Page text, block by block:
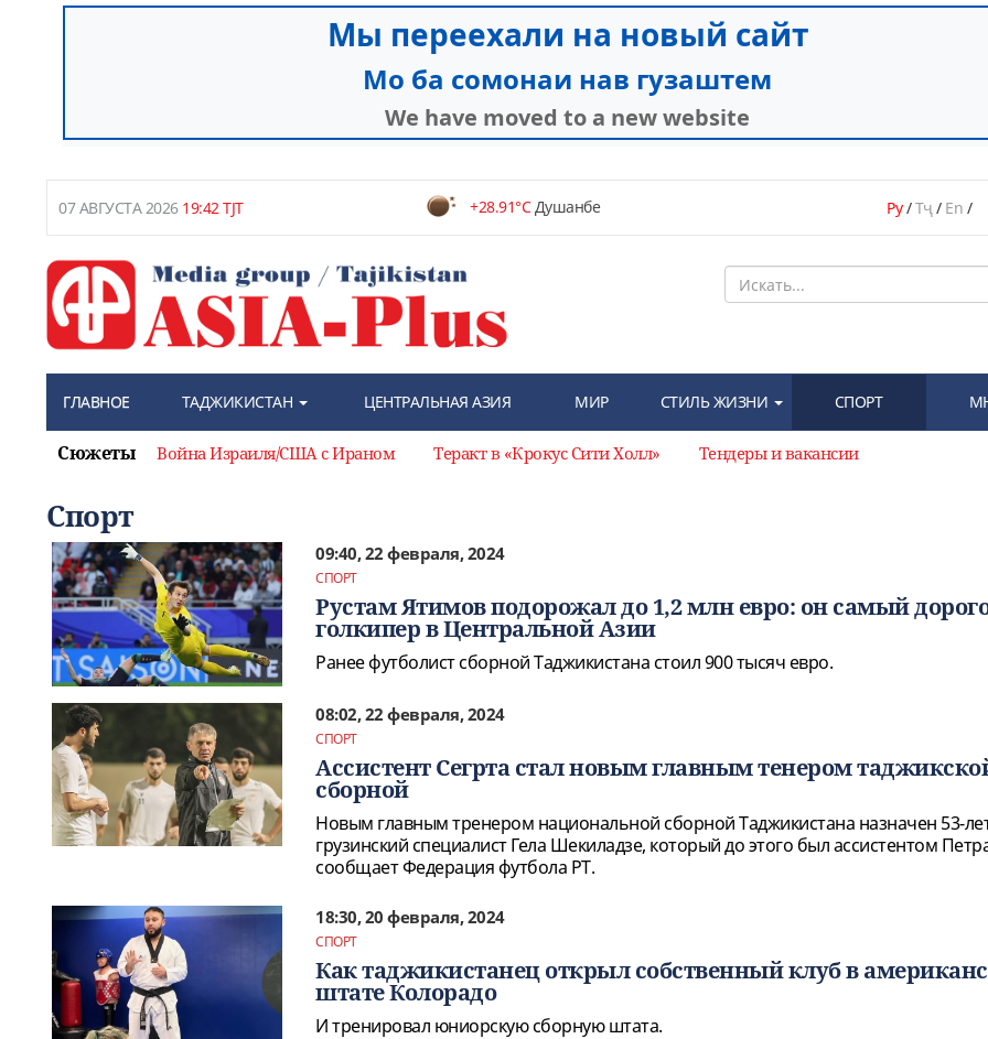
07 АВГУСТА 202619:42 TJT +28.91°CДушанбе Ру/Тҷ/ En /
ГЛАВНОЕ ТАДЖИКИСТАН ЦЕНТРАЛЬНАЯ АЗИЯ МИР СТИЛЬ ЖИЗНИ СПОРТ
Сюжеты Война Израиля/США с Ираном Теракт в «Крокус Сити Холл» Тендеры и вакансии
Спорт
09:40, 22 февраля, 2024
СПОРТ
Рустам Ятимов подорожал до 1,2 млн евро: он самый
голкипер в Центральной Азии
Ранее футболист сборной Таджикистана стоил 900 тысяч евро.
08:02, 22 февраля, 2024
СПОРТ
Ассистент Сегрта стал новым главным тенером
сборной
Новым главным тренером национальной сборной Таджикистана назначен 53-
грузинский специалист Гела Шекиладзе, который до этого был ассистентом
сообщает Федерация футбола РТ.
18:30, 20 февраля, 2024
СПОРТ
Как таджикистанец открыл собственный клуб в
штате Колорадо
И тренировал юниорскую сборную штата.